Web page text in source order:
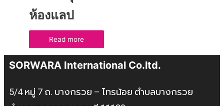
ห้องแลป
Read more
SORWARA International Co.ltd.
5/4 หมู่ 7 ถ. บางกรวย – ไทรน้อย ตำบลบางกรวย